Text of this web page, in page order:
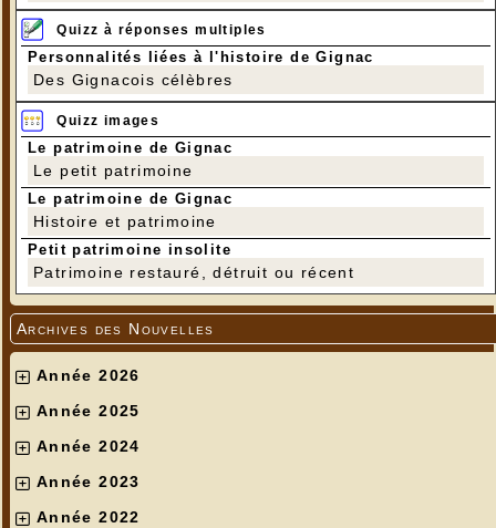
Quizz à réponses multiples
Personnalités liées à l'histoire de Gignac
Des Gignacois célèbres
Quizz images
Le patrimoine de Gignac
Le petit patrimoine
Le patrimoine de Gignac
Histoire et patrimoine
Petit patrimoine insolite
Patrimoine restauré, détruit ou récent
Archives des Nouvelles
Année 2026
Année 2025
Année 2024
Année 2023
Année 2022